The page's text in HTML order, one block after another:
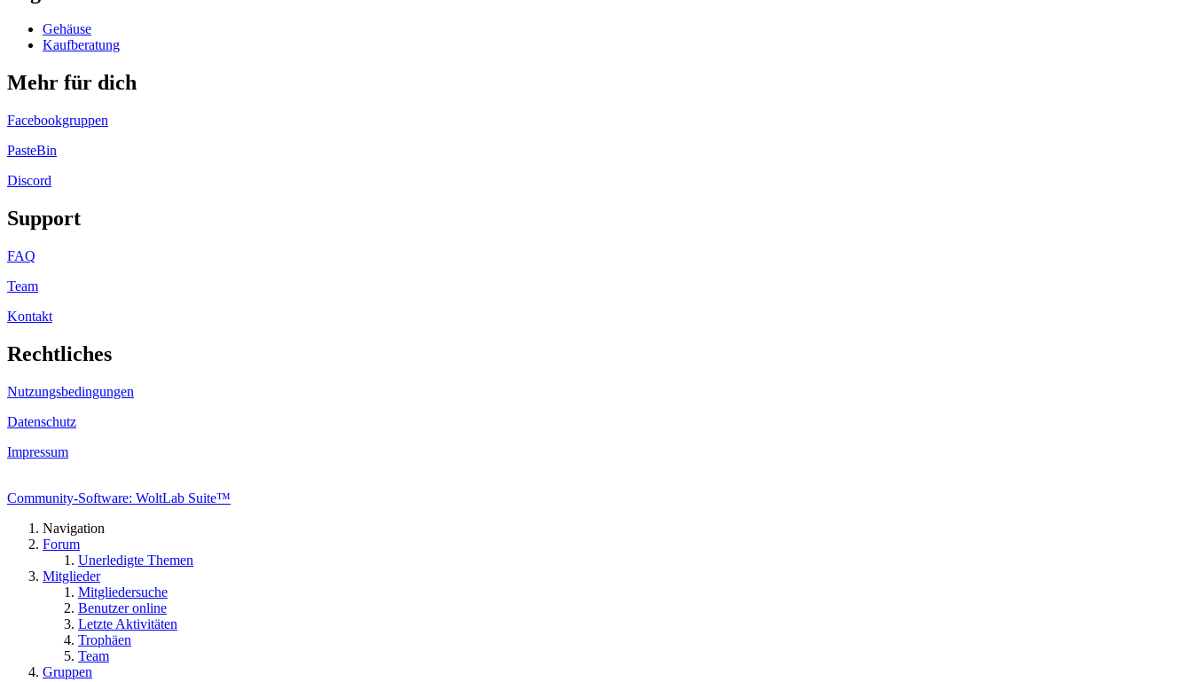
Gehäuse
Kaufberatung
Mehr für dich
Facebookgruppen
PasteBin
Discord
Support
FAQ
Team
Kontakt
Rechtliches
Nutzungsbedingungen
Datenschutz
Impressum
Community-Software: WoltLab Suite™
Navigation
Forum
Unerledigte Themen
Mitglieder
Mitgliedersuche
Benutzer online
Letzte Aktivitäten
Trophäen
Team
Gruppen